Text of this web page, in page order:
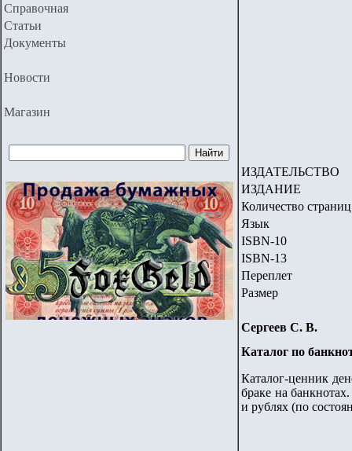
Справочная
Статьи
Документы
Новости
Магазин
ИЗДАТЕЛЬСТВО
ИЗДАНИЕ
Количество страниц
Язык
ISBN-10
ISBN-13
Переплет
Размер
Сергеев С. В.
Каталог по
Каталог-ценник
браке на
и рублях (по